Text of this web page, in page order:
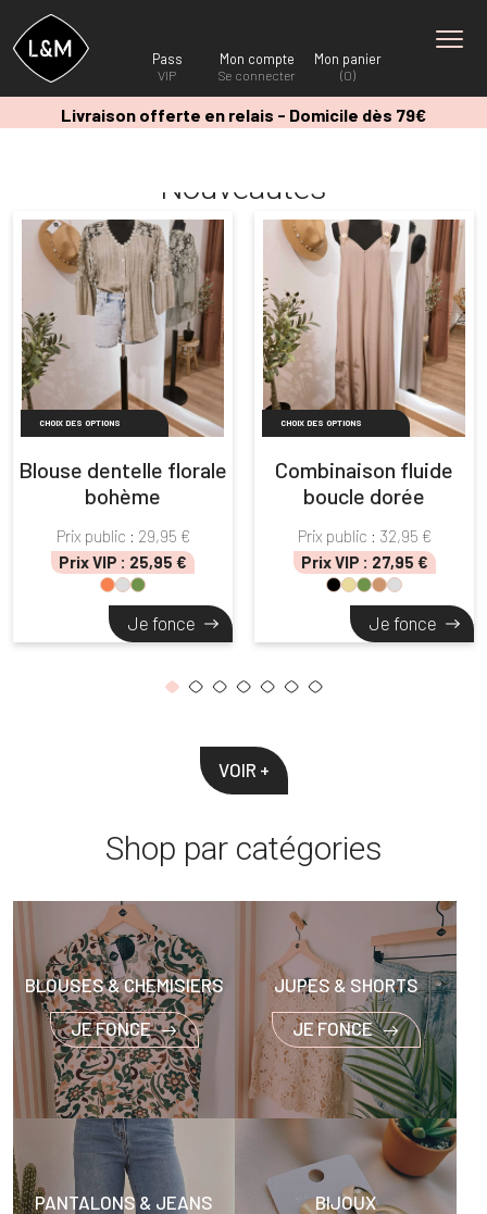
Pass
VIP
Mon compte
Se connecter
Mon panier
(0)
Livraison offerte en relais - Domicile dès 79€
Nouveautés
CHOIX DES OPTIONS
Ce
produit
plusieurs
variations.
Les
options
produit
Blouse dentelle florale
bohème
Prix public : 29,95 €
Prix VIP : 25,95 €
Je fonce
CHOIX DES OPTIONS
Ce
produit
plusieurs
variations.
Les
options
produit
Combinaison fluide
boucle dorée
Prix public : 32,95 €
Prix VIP : 27,95 €
Je fonce
VOIR +
Shop par catégories
BLOUSES & CHEMISIERS
JE FONCE
JUPES & SHORTS
JE FONCE
PANTALONS & JEANS
BIJOUX